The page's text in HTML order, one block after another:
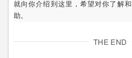
就向你介绍到这里，希望对你了解
助。
THE END